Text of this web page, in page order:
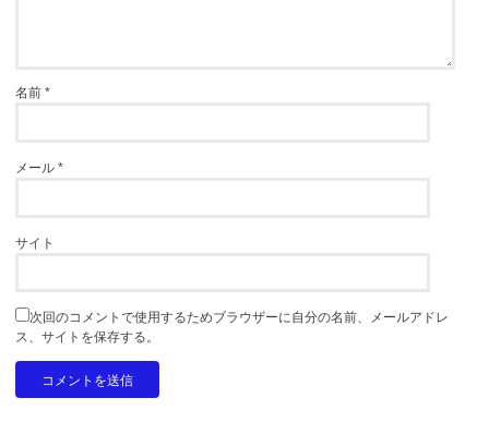
名前*
メール*
サイト
次回のコメントで使用するためブラウザーに自分の名前、メールアドレ
ス、サイトを保存する。